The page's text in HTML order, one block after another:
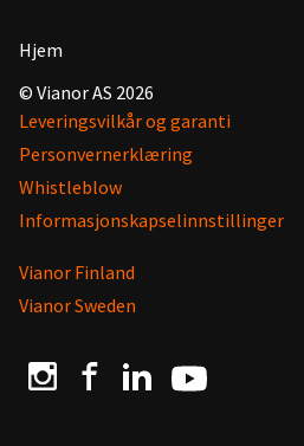
Hjem
© Vianor AS 2026
Leveringsvilkår og garanti
Personvernerklæring
Whistleblow
Informasjonskapselinnstillinger
Vianor Finland
Vianor Sweden